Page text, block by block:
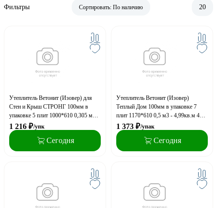
Фильтры Сортировать: По наличию 20
Утеплитель Ветонит (Изовер) для
Стен и Крыш СТРОНГ 100мм в
упаковке 5 плит 1000*610 0,305 м3 -
3,05кв.м 40 упак на паллете (A)
1 216 ₽/упк
Сегодня
Утеплитель Ветонит (Изовер)
Теплый Дом 100мм в упаковке 7
плит 1170*610 0,5 м3 - 4,99кв.м 40
упак на паллете (A)
1 373 ₽/упак
Сегодня